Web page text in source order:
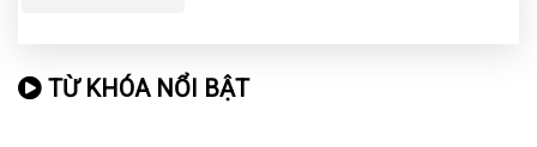
TỪ KHÓA NỔI BẬT